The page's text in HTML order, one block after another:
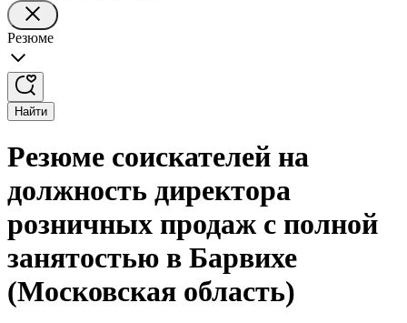
Резюме
Найти
Резюме соискателей на
должность директора
розничных продаж с полной
занятостью в Барвихе
(Московская область)